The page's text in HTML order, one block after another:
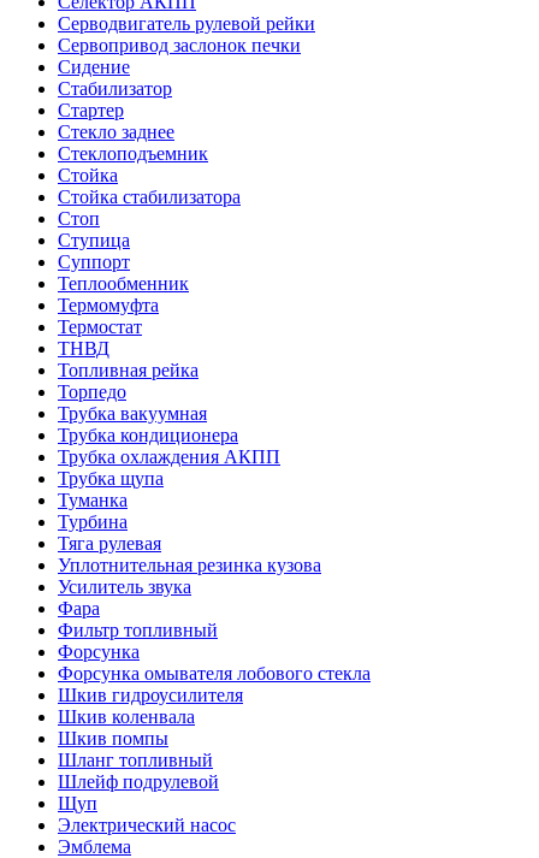
Серводвигатель рулевой рейки
Сервопривод заслонок печки
Сидение
Стабилизатор
Стартер
Стекло заднее
Стеклоподъемник
Стойка
Стойка стабилизатора
Стоп
Ступица
Суппорт
Теплообменник
Термомуфта
Термостат
ТНВД
Топливная рейка
Торпедо
Трубка вакуумная
Трубка кондиционера
Трубка охлаждения АКПП
Трубка щупа
Туманка
Турбина
Тяга рулевая
Уплотнительная резинка кузова
Усилитель звука
Фара
Фильтр топливный
Форсунка
Форсунка омывателя лобового стекла
Шкив гидроусилителя
Шкив коленвала
Шкив помпы
Шланг топливный
Шлейф подрулевой
Щуп
Электрический насос
Эмблема